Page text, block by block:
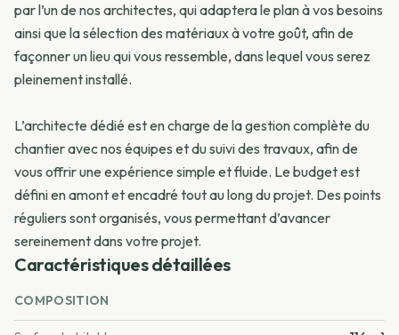
par l’un de nos architectes, qui adaptera le plan à vos besoins
ainsi que la sélection des matériaux à votre goût, afin de
façonner un lieu qui vous ressemble, dans lequel vous serez
pleinement installé.
L’architecte dédié est en charge de la gestion complète du
chantier avec nos équipes et du suivi des travaux, afin de
vous offrir une expérience simple et fluide. Le budget est
défini en amont et encadré tout au long du projet. Des points
réguliers sont organisés, vous permettant d’avancer
sereinement dans votre projet.
Caractéristiques détaillées
COMPOSITION